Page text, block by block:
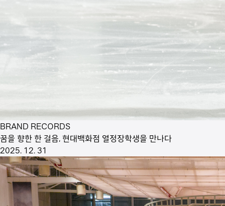
BRAND RECORDS
꿈을 향한 한 걸음, 현대백화점 열정장학생을 만나다
2025. 12. 31